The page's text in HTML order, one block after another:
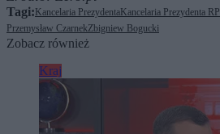
Tagi: Kancelaria Prezydenta Kancelaria Prezydenta RP
Przemysław CzarnekZbigniew Bogucki
Zobacz również
Kraj